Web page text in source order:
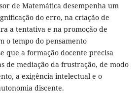
de Matemática desempenha um
do erro, na criação de
a tentativa e na promoção de
o tempo do pensamento
que a formação docente precisa
de mediação da frustração, de modo
a exigência intelectual e o
discente.